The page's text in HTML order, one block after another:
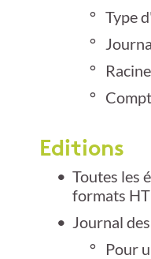
Type
Editions
Toutes les
formats
Journal
Pour